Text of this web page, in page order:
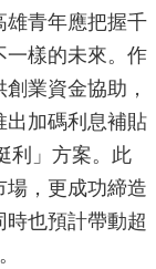
雄青年應把握千
一樣的未來。作
業資金協助，
出加碼利息補貼
利」方案。此
場，更成功締造
也預計帶動超